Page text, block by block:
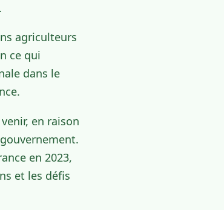
agriculteurs
ce qui
dans le
en raison
en 2023,
et les défis